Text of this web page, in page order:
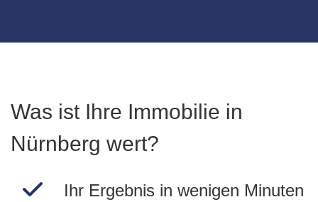
Was ist Ihre Immobilie in
Nürnberg wert?
Ihr Ergebnis in wenigen Minuten